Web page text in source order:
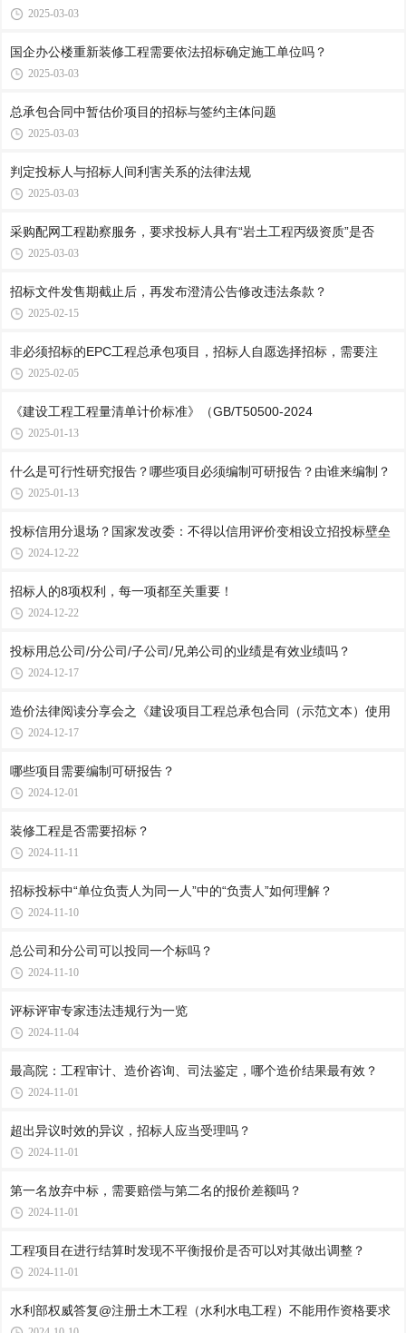
2025-03-03
国企办公楼重新装修工程需要依法招标确定施工单位吗？
2025-03-03
总承包合同中暂估价项目的招标与签约主体问题
2025-03-03
判定投标人与招标人间利害关系的法律法规
2025-03-03
采购配网工程勘察服务，要求投标人具有“岩土工程丙级资质”是否
2025-03-03
招标文件发售期截止后，再发布澄清公告修改违法条款？
2025-02-15
非必须招标的EPC工程总承包项目，招标人自愿选择招标，需要注
2025-02-05
《建设工程工程量清单计价标准》（GB/T50500-2024
2025-01-13
什么是可行性研究报告？哪些项目必须编制可研报告？由谁来编制？
2025-01-13
投标信用分退场？国家发改委：不得以信用评价变相设立招投标壁垒
2024-12-22
招标人的8项权利，每一项都至关重要！
2024-12-22
投标用总公司/分公司/子公司/兄弟公司的业绩是有效业绩吗？
2024-12-17
造价法律阅读分享会之《建设项目工程总承包合同（示范文本）使用
2024-12-17
哪些项目需要编制可研报告？
2024-12-01
装修工程是否需要招标？
2024-11-11
招标投标中“单位负责人为同一人”中的“负责人”如何理解？
2024-11-10
总公司和分公司可以投同一个标吗？
2024-11-10
评标评审专家违法违规行为一览
2024-11-04
最高院：工程审计、造价咨询、司法鉴定，哪个造价结果最有效？
2024-11-01
超出异议时效的异议，招标人应当受理吗？
2024-11-01
第一名放弃中标，需要赔偿与第二名的报价差额吗？
2024-11-01
工程项目在进行结算时发现不平衡报价是否可以对其做出调整？
2024-11-01
水利部权威答复@注册土木工程（水利水电工程）不能用作资格要求